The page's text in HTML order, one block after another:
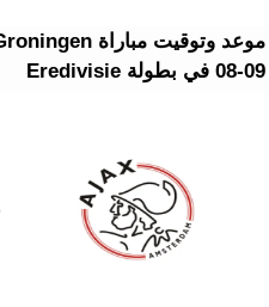
08-09 في بطولة Eredivisie